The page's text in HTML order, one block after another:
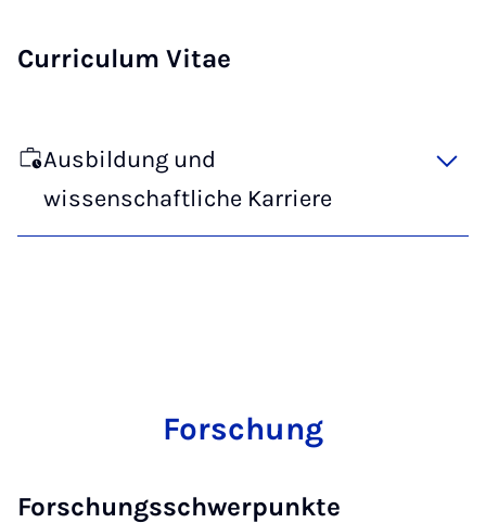
Curriculum Vitae
Ausbildung und
wissenschaftliche Karriere
Forschung
Forschungsschwerpunkte